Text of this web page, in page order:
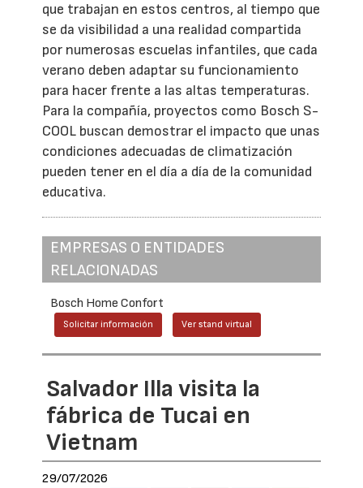
que trabajan en estos centros, al tiempo que
se da visibilidad a una realidad compartida
por numerosas escuelas infantiles, que cada
verano deben adaptar su funcionamiento
para hacer frente a las altas temperaturas.
Para la compañía, proyectos como Bosch S-
COOL buscan demostrar el impacto que unas
condiciones adecuadas de climatización
pueden tener en el día a día de la comunidad
educativa.
EMPRESAS O ENTIDADES
RELACIONADAS
Bosch Home Confort
Solicitar información Ver stand virtual
Salvador Illa visita la
fábrica de Tucai en
Vietnam
29/07/2026